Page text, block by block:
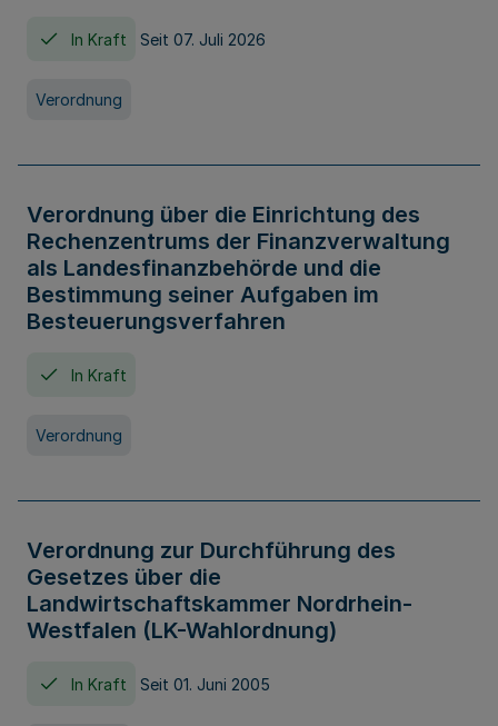
In Kraft Seit 07. Juli 2026
Verordnung
Verordnung über die Einrichtung des
Rechenzentrums der Finanzverwaltung
als Landesfinanzbehörde und die
Bestimmung seiner Aufgaben im
Besteuerungsverfahren
In Kraft
Verordnung
Verordnung zur Durchführung des
Gesetzes über die
Landwirtschaftskammer Nordrhein-
Westfalen (LK-Wahlordnung)
In Kraft Seit 01. Juni 2005